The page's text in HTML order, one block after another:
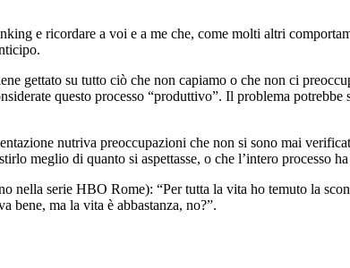
e ricordare a voi e a me che, come molti altri
gettato su tutto ciò che non capiamo o che non ci
questo processo “produttivo”. Il problema
nutriva preoccupazioni che non si sono mai
meglio di quanto si aspettasse, o che l’intero processo
serie HBO Rome): “Per tutta la vita ho temuto la
bene, ma la vita è abbastanza, no?”.